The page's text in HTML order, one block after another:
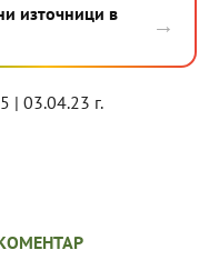
източници в
→
| 03.04.23 г.